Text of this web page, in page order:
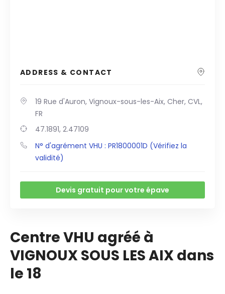
ADDRESS & CONTACT
19 Rue d'Auron, Vignoux-sous-les-Aix, Cher, CVL,
FR
47.1891, 2.47109
N° d'agrément VHU : PR1800001D (Vérifiez la
validité)
Devis gratuit pour votre épave
Centre VHU agréé à
VIGNOUX SOUS LES AIX dans
le 18